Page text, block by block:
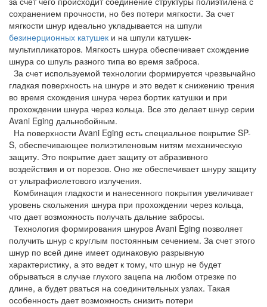
сохранением прочности, но без потери мягкости. За счет
мягкости шнур идеально укладывается на шпули
безинерционных катушек и на шпули катушек-
мультипликаторов. Мягкость шнура обеспечивает схождение
шнура со шпуль разного типа во время заброса.
За счет используемой технологии формируется чрезвычайно
гладкая поверхность на шнуре и это ведет к снижению трения
во время схождения шнура через бортик катушки и при
прохождении шнура через кольца. Все это делает шнур серии
Avani Eging дальнобойным.
На поверхности Avani Eging есть специальное покрытие SP-
S, обеспечивающее полиэтиленовым нитям механическую
защиту. Это покрытие дает защиту от абразивного
воздействия и от порезов. Оно же обеспечивает шнуру защиту
от ультрафиолетового излучения.
Комбинация гладкости и нанесенного покрытия увеличивает
уровень скольжения шнура при прохождении через кольца,
что дает возможность получать дальние забросы.
Технология формирования шнуров Avani Eging позволяет
получить шнур с круглым постоянным сечением. За счет этого
шнур по всей дине имеет одинаковую разрывную
характеристику, а это ведет к тому, что шнур не будет
обрываться в случае глухого зацепа на любом отрезке по
длине, а будет рваться на соединительных узлах. Такая
особенность дает возможность снизить потери